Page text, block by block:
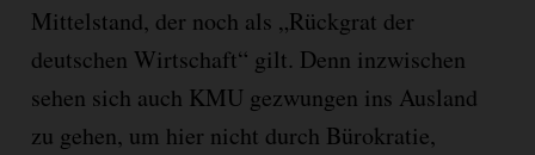
Mittelstand, der noch als „Rückgrat der
deutschen Wirtschaft“ gilt. Denn inzwischen
sehen sich auch KMU gezwungen ins Ausland
zu gehen, um hier nicht durch Bürokratie,